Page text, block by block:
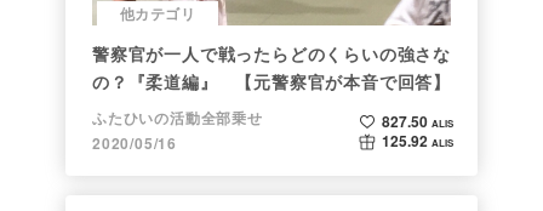
他カテゴリ
警察官が一人で戦ったらどのくらいの強さな
の？『柔道編』 【元警察官が本音で回答】
ふたひいの活動全部乗せ
2020/05/16
827.50 ALIS
125.92 ALIS